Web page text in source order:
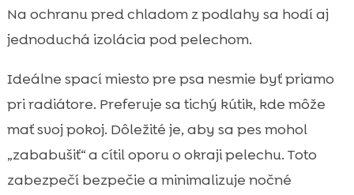
Na ochranu pred chladom z podlahy sa hodí aj
jednoduchá izolácia pod pelechom.
Ideálne spací miesto pre psa nesmie byť priamo
pri radiátore. Preferuje sa tichý kútik, kde môže
mať svoj pokoj. Dôležité je, aby sa pes mohol
„zababušiť“ a cítil oporu o okraji pelechu. Toto
zabezpečí bezpečie a minimalizuje nočné